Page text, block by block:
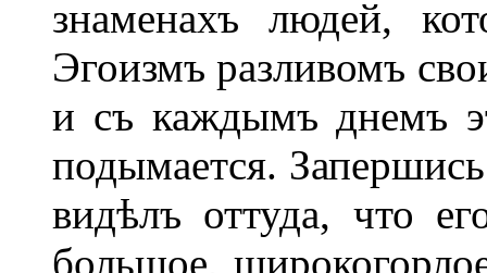
знаменахъ людей,
Эгоизмъ разливомъ
и съ каждымъ днемъ
подымается.
видѣлъ оттуда, что
большое,